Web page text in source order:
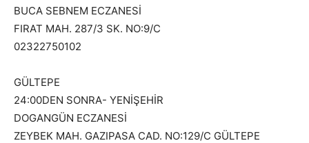
BUCA SEBNEM ECZANESİ
FIRAT MAH. 287/3 SK. NO:9/C
02322750102
GÜLTEPE
24:00DEN SONRA- YENİŞEHİR
DOGANGÜN ECZANESİ
ZEYBEK MAH. GAZIPASA CAD. NO:129/C GÜLTEPE